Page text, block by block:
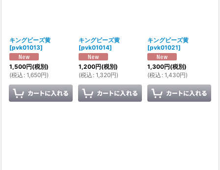
キングビーズ黄
[pvk01013]
1,500円(税別)
(税込 : 1,650円)
キングビーズ黄
[pvk01014]
1,200円(税別)
(税込 : 1,320円)
キングビーズ黄
[pvk01021]
1,300円(税別)
(税込 : 1,430円)